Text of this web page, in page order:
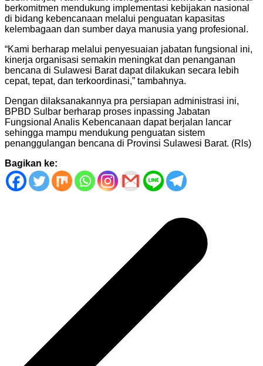
berkomitmen mendukung implementasi kebijakan nasional
di bidang kebencanaan melalui penguatan kapasitas
kelembagaan dan sumber daya manusia yang profesional.
“Kami berharap melalui penyesuaian jabatan fungsional ini,
kinerja organisasi semakin meningkat dan penanganan
bencana di Sulawesi Barat dapat dilakukan secara lebih
cepat, tepat, dan terkoordinasi,” tambahnya.
Dengan dilaksanakannya pra persiapan administrasi ini,
BPBD Sulbar berharap proses inpassing Jabatan
Fungsional Analis Kebencanaan dapat berjalan lancar
sehingga mampu mendukung penguatan sistem
penanggulangan bencana di Provinsi Sulawesi Barat. (Rls)
Bagikan ke: